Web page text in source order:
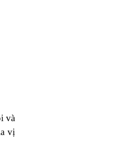
và
vị